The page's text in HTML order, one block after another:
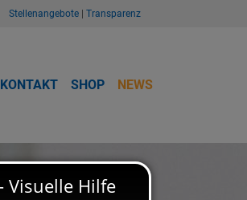
Stellenangebote Transparenz
KONTAKT SHOP NEWS